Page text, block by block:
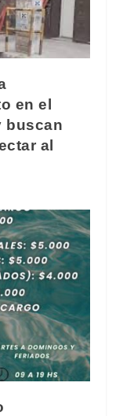
en el
buscan
al